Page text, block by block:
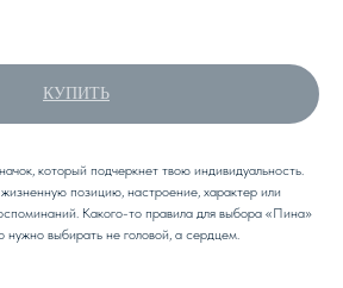
КУПИТЬ
который подчеркнет твою индивидуальность.
позицию, настроение, характер или
Какого-то правила для выбора «Пина»
нужно выбирать не головой, а сердцем.